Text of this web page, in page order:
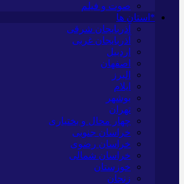
صوت و فیلم
*استان ها
آذربایجان شرقی
آذربایجان غربی
اردبیل
اصفهان
البرز
ایلام
بوشهر
تهران
چهار محال و بختیاری
خراسان جنوبی
خراسان رضوی
خراسان شمالی
خوزستان
زنجان